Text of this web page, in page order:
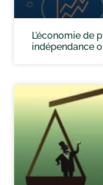
L’économie de
indépendance